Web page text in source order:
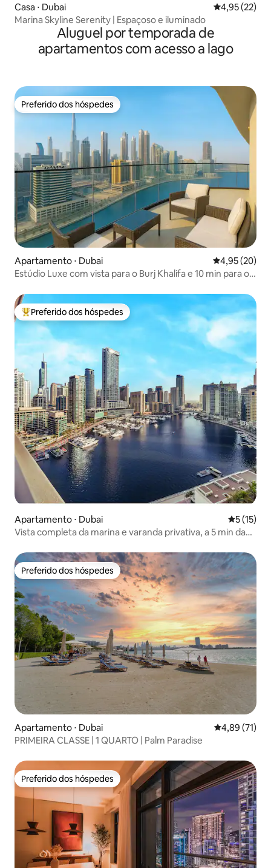
Casa ⋅ Dubai 4,95 de uma
4,95 (22)
Marina Skyline Serenity | Espaçoso e iluminado
Aluguel por temporada de
apartamentos com acesso a lago
Preferido dos hóspedes
Preferido dos hóspedes
Apartamento ⋅ Dubai 4,95 de uma
4,95 (20)
Estúdio Luxe com vista para o Burj Khalifa e 10 min para o
Entre os melhores preferidos dos hóspedes
Preferido dos hóspedes
Apartamento ⋅ Dubai 5 de uma
5 (15)
Vista completa da marina e varanda privativa, a 5 min da
Preferido dos hóspedes
Preferido dos hóspedes
Apartamento ⋅ Dubai 4,89 de uma
4,89 (71)
PRIMEIRA CLASSE | 1 QUARTO | Palm Paradise
Preferido dos hóspedes
Preferido dos hóspedes